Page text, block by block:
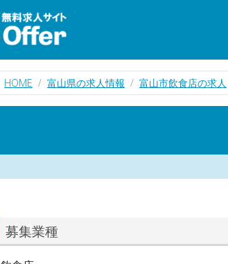
HOME 富山県の求人情報 富山市飲食店の求人
募集業種